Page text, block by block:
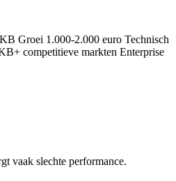
Groei 1.000-2.000 euro Technisch
competitieve markten Enterprise
vaak slechte performance.